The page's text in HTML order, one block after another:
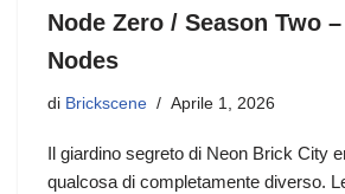
Node Zero / Season Two
Nodes
di Brickscene Aprile 1, 2026
Il giardino segreto di Neon Brick City
qualcosa di completamente diverso.